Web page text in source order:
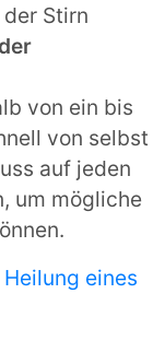
der Stirn
von ein bis
von selbst
auf jeden
um mögliche
Heilung eines